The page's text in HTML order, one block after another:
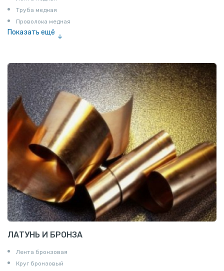
Труба медная
Проволока медная
Показать ещё
ЛАТУНЬ И БРОНЗА
Лента бронзовая
Круг бронзовый